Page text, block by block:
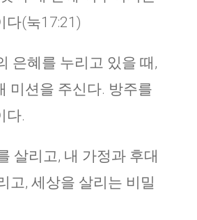
다(눅17:21)
은혜를 누리고 있을 때,
미션을 주신다. 방주를
다.
살리고, 내 가정과 후대
고, 세상을 살리는 비밀